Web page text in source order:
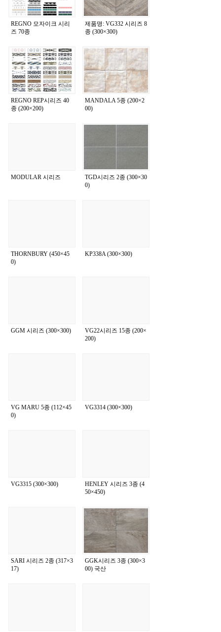
REGNO 모자이크 시리
즈 70종
제품명: VG332 시리즈 8
종 (300×300)
REGNO REP시리즈 40
종 (200×200)
MANDALA 5종 (200×2
00)
MODULAR 시리즈
TGD시리즈 2종 (300×30
0)
THORNBURY (450×45
0)
KP338A (300×300)
GGM 시리즈 (300×300)
VG22시리즈 15종 (200×
200)
VG MARU 5종 (112×45
0)
VG3314 (300×300)
VG3315 (300×300)
HENLEY 시리즈 3종 (4
50×450)
SARI 시리즈 2종 (317×3
17)
GGK시리즈 3종 (300×3
00) 국산